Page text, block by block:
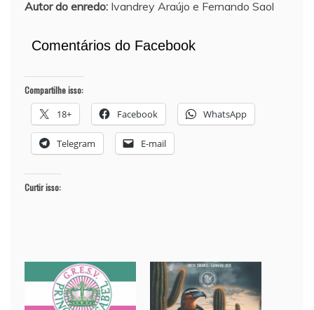
Autor do enredo: Ivandrey Araújo e Fernando Saol
Comentários do Facebook
Compartilhe isso:
18+ Facebook WhatsApp
Telegram E-mail
Curtir isso: